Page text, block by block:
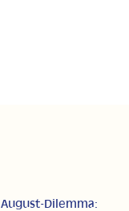
August-Dilemma: